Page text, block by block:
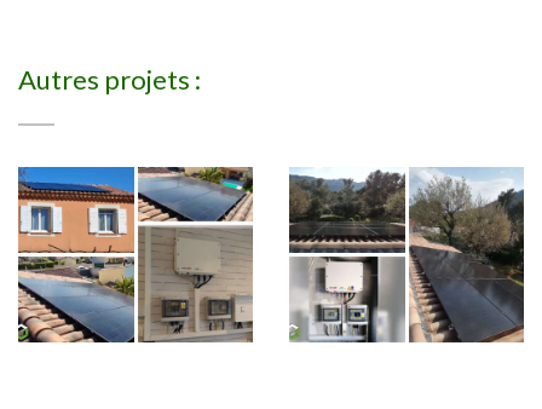
Autres projets :